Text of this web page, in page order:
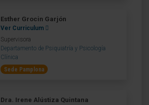
Esther Grocin Garjón
Ver Curriculum
Supervisora
Departamento de Psiquiatría y Psicología
Clínica
Sede Pamplona
Dra. Irene Alústiza Quintana